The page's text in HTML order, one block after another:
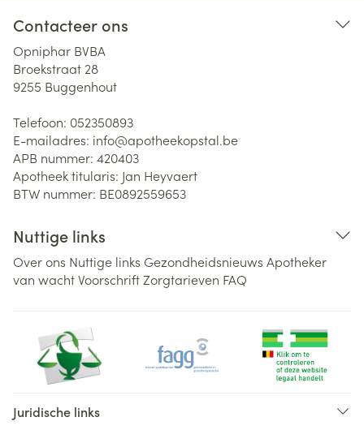
Contacteer ons
Opniphar BVBA
Broekstraat 28
9255 Buggenhout
Telefoon: 052350893
E-mailadres: info@apotheekopstal.be
APB nummer: 420403
Apotheek titularis: Jan Heyvaert
BTW nummer: BE0892559653
Nuttige links
Over ons Nuttige links Gezondheidsnieuws Apotheker
van wachtVoorschriftZorgtarieven FAQ
Juridische links